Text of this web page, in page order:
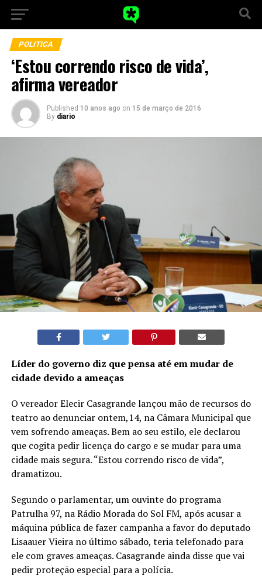
POLITICA
‘Estou correndo risco de vida’,
afirma vereador
Published 10 anos ago on 15 de março de 2016
By diario
Líder do governo diz que pensa até em mudar de
cidade devido a ameaças
O vereador Elecir Casagrande lançou mão de recursos do
teatro ao denunciar ontem,14, na Câmara Municipal que
vem sofrendo ameaças. Bem ao seu estilo, ele declarou
que cogita pedir licença do cargo e se mudar para uma
cidade mais segura. “Estou correndo risco de vida”,
dramatizou.
Segundo o parlamentar, um ouvinte do programa
Patrulha 97, na Rádio Morada do Sol FM, após acusar a
máquina pública de fazer campanha a favor do deputado
Lisaauer Vieira no último sábado, teria telefonado para
ele com graves ameaças. Casagrande ainda disse que vai
pedir proteção especial para a polícia.